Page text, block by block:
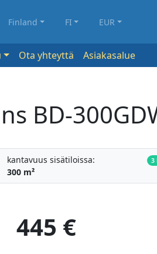
Finland FI EUR
Ota yhteyttä Asiakasalue
BD-
kantavuus sisätiloissa:
300 m²
3
445 €